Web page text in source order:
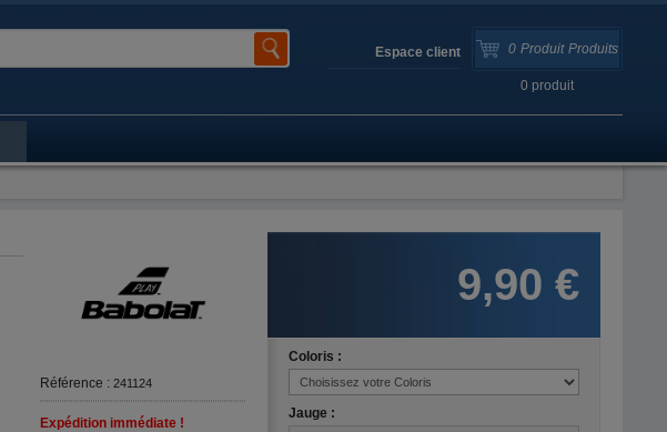
0 Produit Produits
0 produit
Espace client
Référence : 241124
Expédition immédiate !
9,90 €
Coloris :
Jauge :